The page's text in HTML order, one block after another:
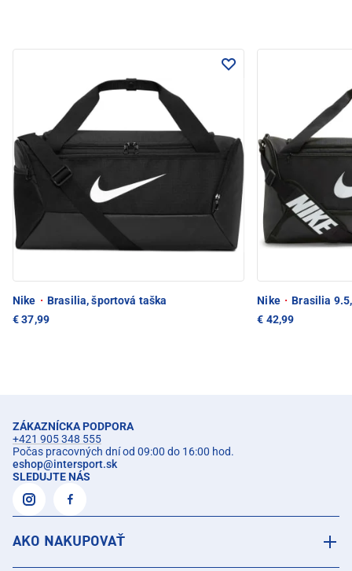
Nike · Brasilia, športová taška
€ 37,99
Nike · Brasilia
€ 42,99
ZÁKAZNÍCKA PODPORA
+421 905 348 555
Počas pracovných dní od 09:00 do 16:00 hod.
eshop@intersport.sk
SLEDUJTE NÁS
AKO NAKUPOVAŤ